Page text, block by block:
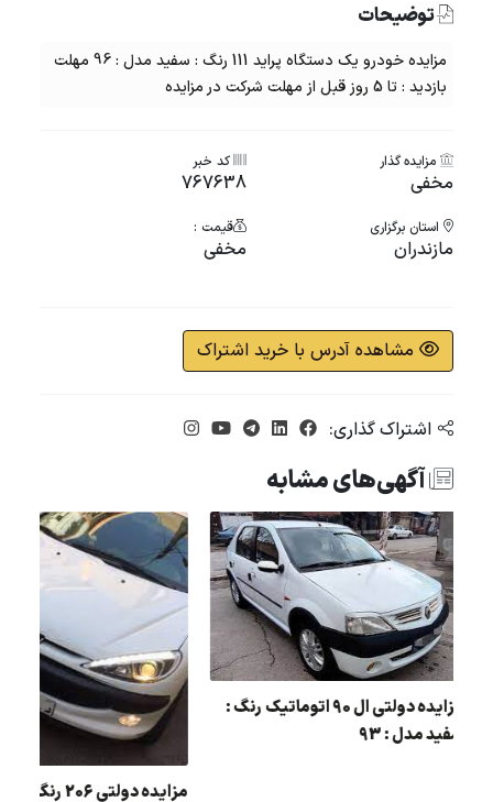
توضیحات
مزایده خودرو یک دستگاه پراید 111 رنگ : سفید مدل : 96 مهلت
بازدید : تا 5 روز قبل از مهلت شرکت در مزایده
مزایده گذار
مخفی
کد خبر
767638
استان برگزاری
مازندران
قیمت :
مخفی
مشاهده آدرس با خرید اشتراک
اشتراک گذاری:
آگهی‌های مشابه
مزایده
مزایده دولتی ال 90 اتوماتیک رنگ :
سفید مدل : 93